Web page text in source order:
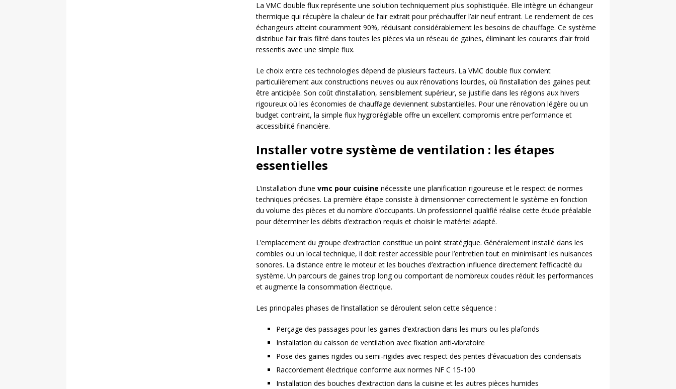
La VMC double flux représente une solution techniquement plus sophistiquée. Elle intègre un échangeur
thermique qui récupère la chaleur de l’air extrait pour préchauffer l’air neuf entrant. Le rendement de ces
échangeurs atteint couramment 90%, réduisant considérablement les besoins de chauffage. Ce système
distribue l’air frais filtré dans toutes les pièces via un réseau de gaines, éliminant les courants d’air froid
ressentis avec une simple flux.
Le choix entre ces technologies dépend de plusieurs facteurs. La VMC double flux convient
particulièrement aux constructions neuves ou aux rénovations lourdes, où l’installation des gaines peut
être anticipée. Son coût d’installation, sensiblement supérieur, se justifie dans les régions aux hivers
rigoureux où les économies de chauffage deviennent substantielles. Pour une rénovation légère ou un
budget contraint, la simple flux hygroréglable offre un excellent compromis entre performance et
accessibilité financière.
Installer votre système de ventilation : les étapes
essentielles
L’installation d’une vmc pour cuisine nécessite une planification rigoureuse et le respect de normes
techniques précises. La première étape consiste à dimensionner correctement le système en fonction
du volume des pièces et du nombre d’occupants. Un professionnel qualifié réalise cette étude préalable
pour déterminer les débits d’extraction requis et choisir le matériel adapté.
L’emplacement du groupe d’extraction constitue un point stratégique. Généralement installé dans les
combles ou un local technique, il doit rester accessible pour l’entretien tout en minimisant les nuisances
sonores. La distance entre le moteur et les bouches d’extraction influence directement l’efficacité du
système. Un parcours de gaines trop long ou comportant de nombreux coudes réduit les performances
et augmente la consommation électrique.
Les principales phases de l’installation se déroulent selon cette séquence :
Perçage des passages pour les gaines d’extraction dans les murs ou les plafonds
Installation du caisson de ventilation avec fixation anti-vibratoire
Pose des gaines rigides ou semi-rigides avec respect des pentes d’évacuation des condensats
Raccordement électrique conforme aux normes NF C 15-100
Installation des bouches d’extraction dans la cuisine et les autres pièces humides